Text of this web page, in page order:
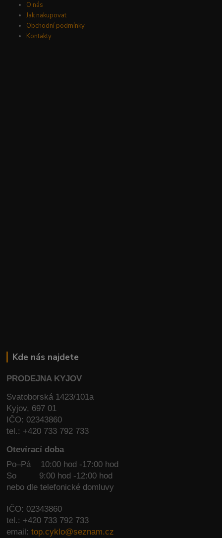
O nás
Jak nakupovat
Obchodní podmínky
Kontakty
Kde nás najdete
PRODEJNA KYJOV
Svatoborská 1423/101a
Kyjov, 697 01
IČO: 02343860
tel.: +420 733 792 733
Otevírací doba
Po–Pá 10:00 hod -17:00 hod
So
9:00 hod -12:00 hod
nebo dle telefonické domluvy
IČO: 02343860
tel.: +420 733 792 733
email:top.cyklo@seznam.cz